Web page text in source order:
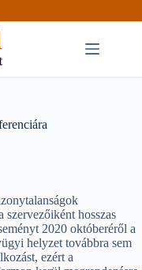
hosszas
2020 októberéről a
helyzet továbbra sem
ezért a